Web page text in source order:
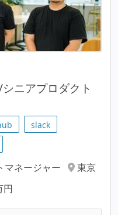
ニアプロダクト
slack
マネージャー
東京
円